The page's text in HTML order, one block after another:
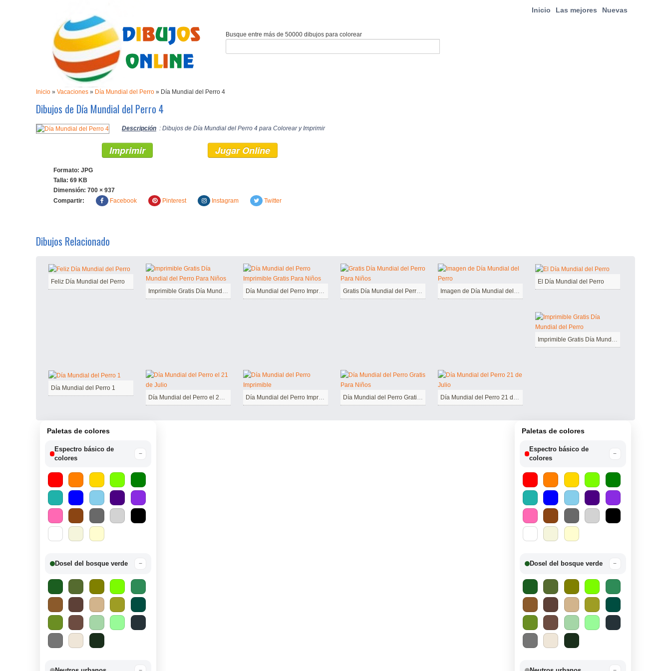
Inicio Las mejores Nuevas
Busque entre más de 50000 dibujos para colorear
Inicio » Vacaciones » Día Mundial del Perro » Día Mundial del Perro 4
Dibujos de Día Mundial del Perro 4
Descripción : Dibujos de Día Mundial del Perro 4 para Colorear y Imprimir
Imprimir Jugar Online
Formato: JPG
Talla: 69 KB
Dimensión: 700 × 937
Compartir:
Facebook Pinterest Instagram Twitter
Dibujos Relacionado
Feliz Día Mundial del Perro
Imprimible Gratis Día Mundial del Perro Para Niños
Día Mundial del Perro Imprimible Gratis Para Niños Gratis Día Mundial del Perro Para Niños Imagen de Día Mundial del Perro
El Día Mundial del Perro
Imprimible Gratis Día Mundial del Perro
Día Mundial del Perro 1
Día Mundial del Perro el 21 de Julio
Día Mundial del Perro Imprimible Día Mundial del Perro Gratis Para Niños Día Mundial del Perro 21 de Julio
Paletas de colores
Espectro básico de
colores
−
Dosel del bosque verde −
Paletas de colores
Espectro básico de
colores
−
Dosel del bosque verde −